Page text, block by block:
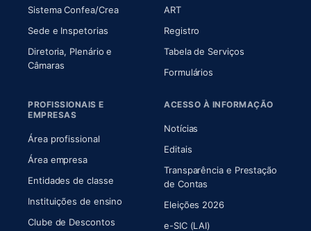
Sistema Confea/Crea(abre em nova aba)
Sede e Inspetorias
Diretoria, Plenário e
Câmaras(abre em nova aba)
ART(abre em nova aba)
Registro
Tabela de Serviços
Formulários
PROFISSIONAIS E
EMPRESAS
Área profissional
Área empresa
Entidades de classe
Instituições de ensino
Clube de Descontos
ACESSO À INFORMAÇÃO
Notícias
Editais
Transparência e Prestação
de Contas
Eleições 2026
e-SIC (LAI)